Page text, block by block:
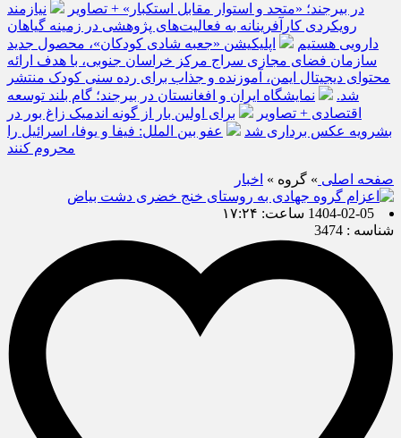
در بیرجند؛ «متحد و استوار مقابل استکبار» + تصاویر
نیازمند
رویکردی کارآفرینانه به فعالیت‌های پژوهشی در زمینه گیاهان
دارویی هستیم
اپلیکیشن «جعبه شادی کودکان»، محصول جدید
سازمان فضای مجازی سراج مرکز خراسان جنوبی، با هدف ارائه
محتوای دیجیتال ایمن، آموزنده و جذاب برای رده سنی کودک منتشر
شد.
نمایشگاه ایران و افغانستان در بیرجند؛ گام بلند توسعه
اقتصادی + تصاویر
برای اولین بار از گونه اندمیک زاغ بور در
بشرویه عکس برداری شد
عفو بین الملل: فیفا و یوفا، اسرائیل را
محروم کنند
صفحه اصلی » گروه » اخبار
1404-02-05 ساعت: ۱۷:۲۴
شناسه : 3474